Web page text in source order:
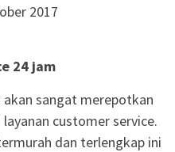
2017
24 jam
sangat merepotkan
customer service.
dan terlengkap ini